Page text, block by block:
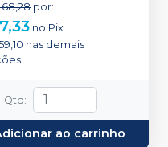
68,28 por:
no Pix
nas demais
Qtd :
ao carrinho